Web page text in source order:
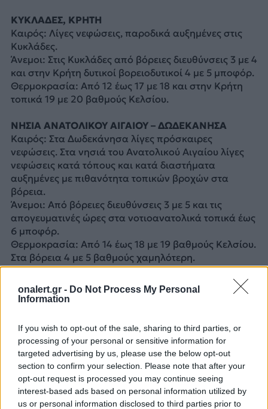
onalert.gr - Do Not Process My Personal
Information
If you wish to opt-out of the sale, sharing to third parties, or
processing of your personal or sensitive information for
targeted advertising by us, please use the below opt-out
section to confirm your selection. Please note that after your
opt-out request is processed you may continue seeing
interest-based ads based on personal information utilized by
us or personal information disclosed to third parties prior to
ΚΥΚΛΑΔΕΣ, ΚΡΗΤΗ
Καιρός: Λίγες νεφώσεις, παροδικά αυξημένες στις
Κυκλάδες.
Άνεμοι: Στις Κυκλάδες από βόρειες διευθύνσεις 3 με 4
και στην Κρήτη δυτικοί βορειοδυτικοί 4 με 5 μποφόρ.
Θερμοκρασία: Από 12 έως 17 με 18 και στην Κρήτη
τοπικά 19 με 20 βαθμούς Κελσίου.
ΝΗΣΙΑ ΑΝΑΤΟΛΙΚΟΥ ΑΙΓΑΙΟΥ – ΔΩΔΕΚΑΝΗΣΑ
Καιρός: Στα Δωδεκάνησα λίγες πρόσκαιρες
νεφώσεις. Στα νησιά του Ανατολικού Αιγαίου λίγες
νεφώσεις κατά τόπους και κατά διαστήματα
αυξημένες με πιθανότητα τοπικών βροχών στα
βόρεια.
Άνεμοι: Από βόρειες διευθύνσεις 3 με 5 και τις
απογευματινές ώρες στα νοτιοανατολικά τοπικά έως
6 μποφόρ.
Θερμοκρασία: Από 14 έως 18 με 19 βαθμούς Κελσίου.
Στα βόρεια 4 με 5 βαθμούς χαμηλότερη.